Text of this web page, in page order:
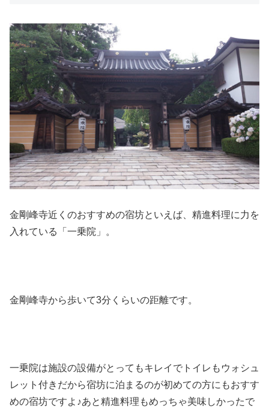
金剛峰寺近くのおすすめの宿坊といえば、精進料理に力を
入れている「一乗院」。
金剛峰寺から歩いて3分くらいの距離です。
一乗院は施設の設備がとってもキレイでトイレもウォシュ
レット付きだから宿坊に泊まるのが初めての方にもおすす
めの宿坊ですよ♪あと精進料理もめっちゃ美味しかったで